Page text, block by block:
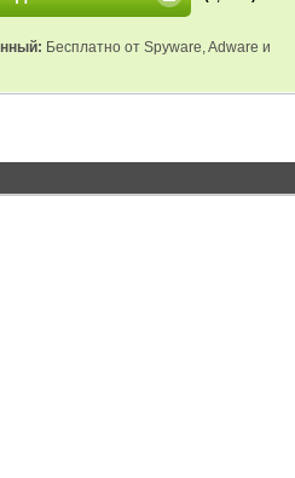
Бесплатно от Spyware, Adware и